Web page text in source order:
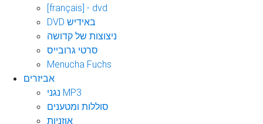
[français] - dvd
DVD באידיש
ניצוצות של קדושה
סרטי גרובייס
Menucha Fuchs
אביזרים
נגני MP3
סוללות ומטענים
אוזניות